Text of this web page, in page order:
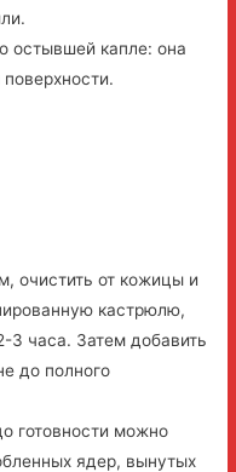
остывшей капле: она
очистить от кожицы и
кастрюлю,
3 часа. Затем добавить
до полного
готовности можно
ядер, вынутых